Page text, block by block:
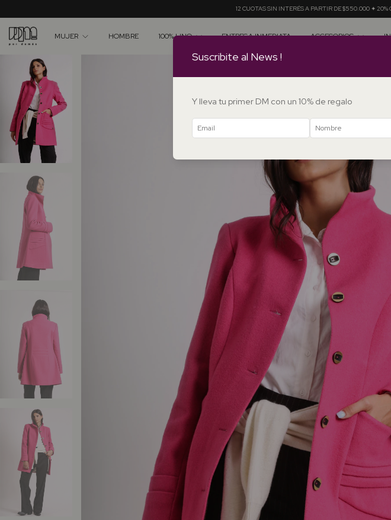
12 CUOTAS SIN INTERÉS A PARTIR DE $550.000 ✦ 20% OFF EN TRANSFERENCIAS
MUJER HOMBRE 100% LINO ENTREGA INMEDIATA ACCESORIOS
Suscribite al News !
Y lleva tu primer DM con un 10% de regalo